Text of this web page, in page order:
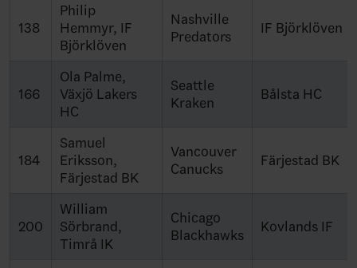
138
Philip
Hemmyr, IF
Björklöven
Nashville
Predators
IF Björklöven
166
Ola Palme,
Växjö Lakers
HC
Seattle
Kraken
Bålsta HC
184
Samuel
Eriksson,
Färjestad BK
Vancouver
Canucks
Färjestad BK
200
William
Sörbrand,
Timrå IK
Chicago
Blackhawks
Kovlands IF